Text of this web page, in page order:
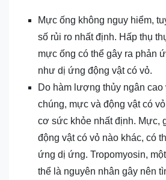
Mực ống không nguy hiểm,
số rủi ro nhất định. Hấp thụ
mực ống có thể gây ra phản
như dị ứng động vật có vỏ.
Do hàm lượng thủy ngân cao
chúng, mực và động vật có
cơ sức khỏe nhất định. Mực,
động vật có vỏ nào khác, có
ứng dị ứng. Tropomyosin,
thể là nguyên nhân gây nên